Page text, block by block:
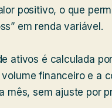
positivo, o que
em renda variável.
ativos é calculada
financeiro e a
mês, sem ajuste por